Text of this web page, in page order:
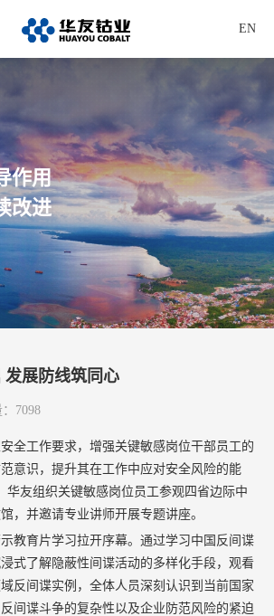
EN
作用
改进
发展防线筑同心
7098
全工作要求，增强关键敏感岗位干部员工的
意识，提升其在工作中应对安全风险的能
华友组织关键敏感岗位员工参观四省边际中
，并邀请专业讲师开展专题讲座。
教育片学习拉开序幕。通过学习中国反间谍
式了解隐蔽性间谍活动的多样化手段，观看
反间谍实例，全体人员深刻认识到当前国家
间谍斗争的复杂性以及企业防范风险的紧迫